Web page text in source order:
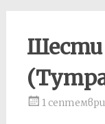
Шести
1